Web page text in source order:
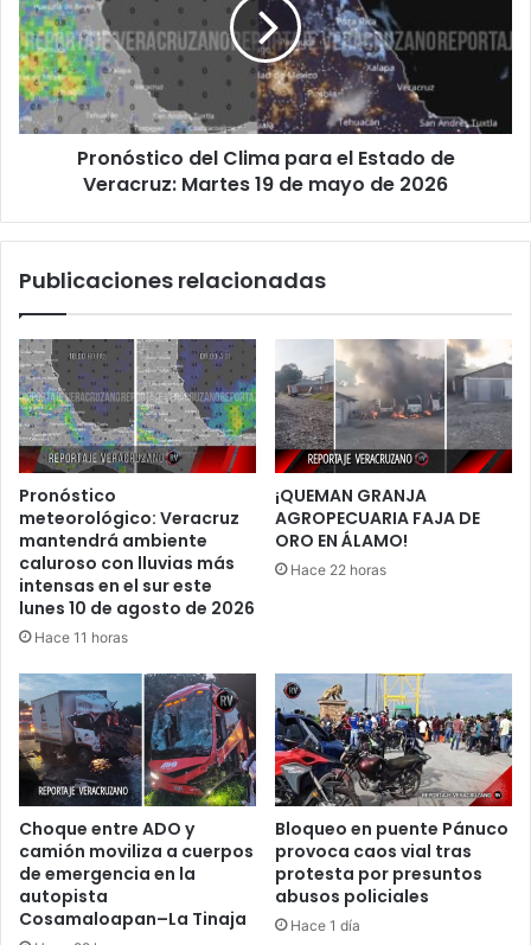
de
la
muerte
para
el
Estado
de
Veracruz:
Martes
Pronóstico del Clima para el Estado de
Veracruz: Martes 19 de mayo de 2026
Publicaciones relacionadas
Pronóstico
meteorológico: Veracruz
mantendrá ambiente
caluroso con lluvias más
intensas en el sur este
lunes 10 de agosto de 2026
Hace 11 horas
¡QUEMAN GRANJA
AGROPECUARIA FAJA DE
ORO EN ÁLAMO!
Hace 22 horas
Choque entre ADO y
camión moviliza a cuerpos
de emergencia en la
autopista
Cosamaloapan–La Tinaja
Bloqueo en puente Pánuco
provoca caos vial tras
protesta por presuntos
abusos policiales
Hace 1 día